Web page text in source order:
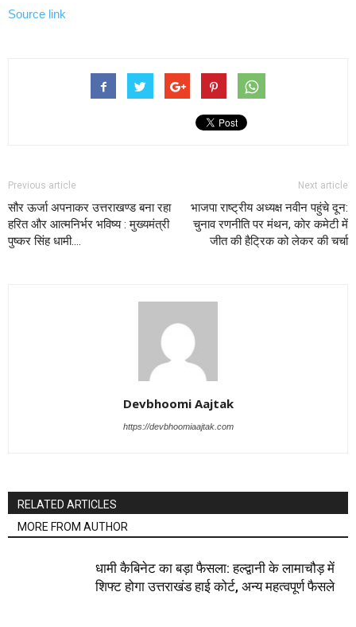
Source link
Previous article
सौर ऊर्जा अपनाकर उत्तराखण्ड बना रहा
हरित और आत्मनिर्भर भविष्य : मुख्यमंत्री
पुष्कर सिंह धामी….
Next article
भाजपा राष्ट्रीय अध्यक्ष नवीन पहुंचे दून:
चुनाव रणनीति पर मंथन, कोर कमेटी में
जीत की हैट्रिक को लेकर की चर्चा
Devbhoomi Aajtak
https://devbhoomiaajtak.com
RELATED ARTICLES
MORE FROM AUTHOR
धामी कैबिनेट का बड़ा फैसला: हल्द्वानी के लामाचौड़ में
शिफ्ट होगा उत्तराखंड हाई कोर्ट, अन्य महत्वपूर्ण फैसले